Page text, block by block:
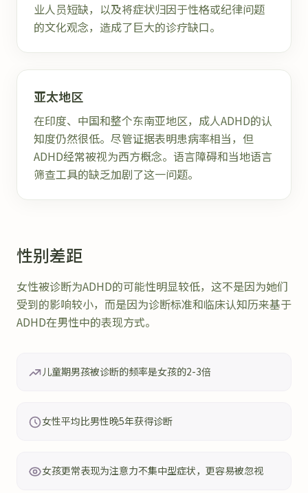
业人员短缺，以及将症状归因于性格或纪律问题
的文化观念，造成了巨大的诊疗缺口。
亚太地区
在印度、中国和整个东南亚地区，成人ADHD的认
知度仍然很低。尽管证据表明患病率相当，但
ADHD经常被视为西方概念。语言障碍和当地语言
筛查工具的缺乏加剧了这一问题。
性别差距
女性被诊断为ADHD的可能性明显较低，这不是因为她们
受到的影响较小，而是因为诊断标准和临床认知历来基于
ADHD在男性中的表现方式。
儿童期男孩被诊断的频率是女孩的2-3倍
女性平均比男性晚5年获得诊断
女孩更常表现为注意力不集中型症状，更容易被忽视